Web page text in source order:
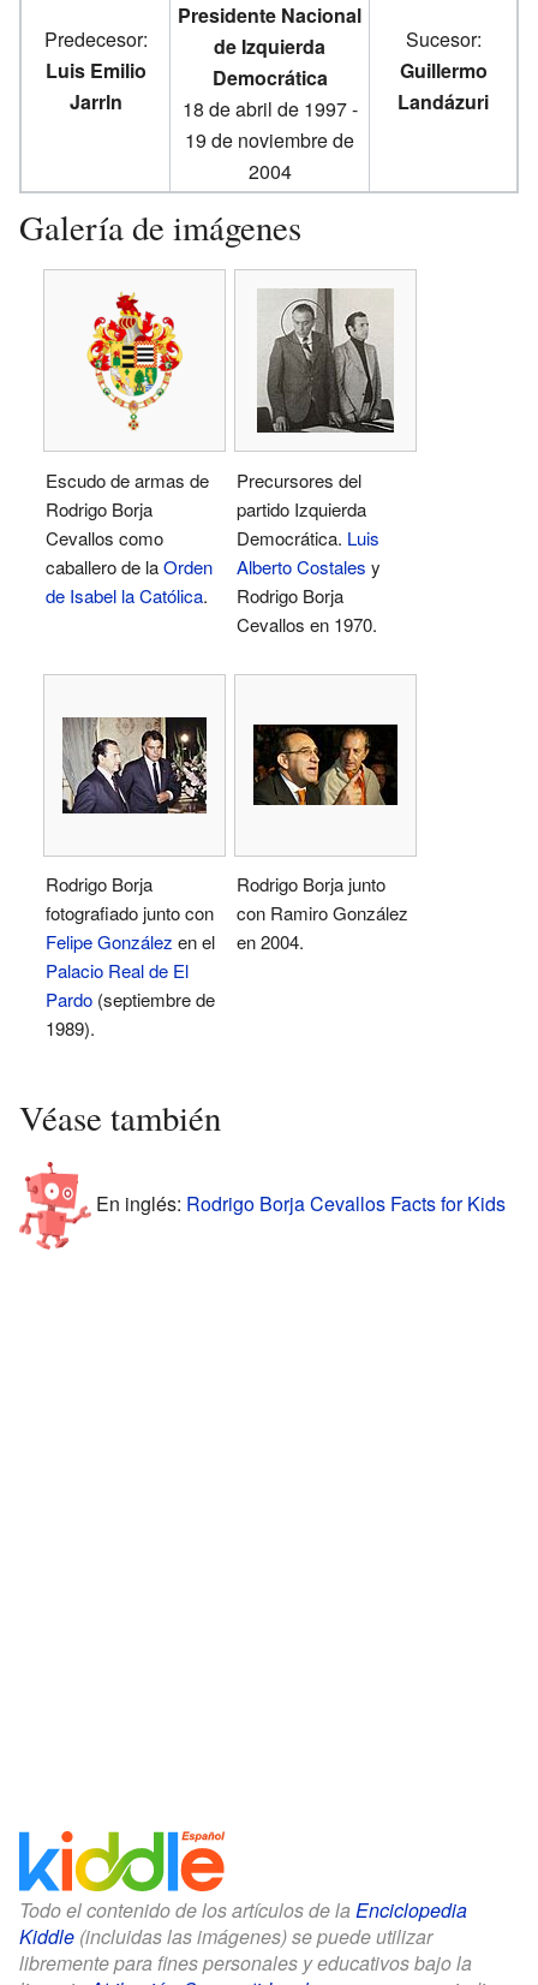
Predecesor:
Luis Emilio
Jarrln
Presidente Nacional
de Izquierda
Democrática
18 de abril de 1997 -
19 de noviembre de
2004
Sucesor:
Guillermo
Landázuri
Galería de imágenes
Escudo de armas de
Rodrigo Borja
Cevallos como
caballero de laOrden
de Isabel la Católica.
Precursores del
partido Izquierda
Democrática. Luis
Alberto Costales y
Rodrigo Borja
Cevallos en 1970.
Rodrigo Borja
fotografiado junto con
Felipe González en el
Palacio Real de El
Pardo (septiembre de
1989).
Rodrigo Borja junto
con Ramiro González
en 2004.
Véase también
En inglés: Rodrigo Borja Cevallos Facts for Kids
Todo el contenido de los artículos de la Enciclopedia
Kiddle (incluidas las imágenes) se puede utilizar
libremente para fines personales y educativos bajo la